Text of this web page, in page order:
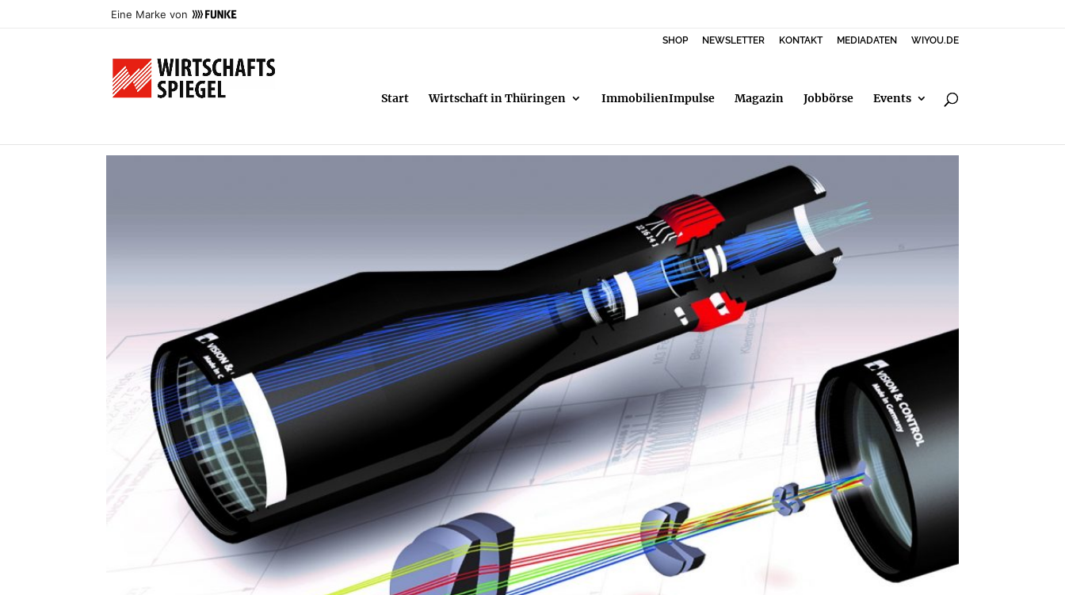
Eine Marke von
SHOP NEWSLETTER KONTAKT MEDIADATEN WIYOU.DE
Start Wirtschaft in Thüringen ImmobilienImpulse Magazin Jobbörse Events